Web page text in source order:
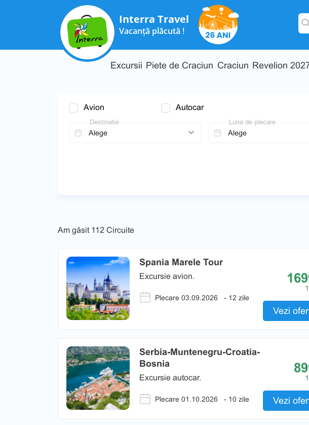
Interra Travel
Vacanță plăcută !
Excursii Piete de Craciun Craciun Revelion
Avion Autocar
Destinatie Luna de plecare
Am găsit 112 Circuite
Spania Marele Tour
Excursie avion.
Plecare 03.09.2026 - 12 zile
Vezi
Serbia-Muntenegru-Croatia-
Bosnia
Excursie autocar.
Plecare 01.10.2026 - 10 zile Vezi